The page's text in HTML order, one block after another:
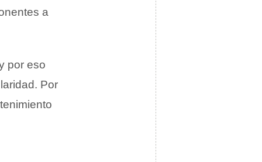
a
por eso
Por